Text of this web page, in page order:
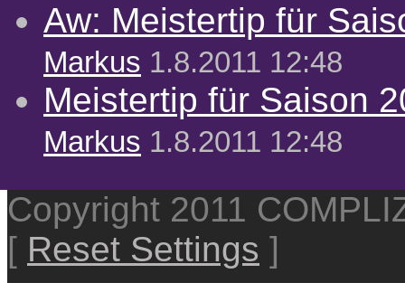
Aw: Meistertip für
Markus 1.8.2011 12:48
Meistertip für Saison
Markus 1.8.2011 12:48
Copyright 2011
[ Reset Settings ]